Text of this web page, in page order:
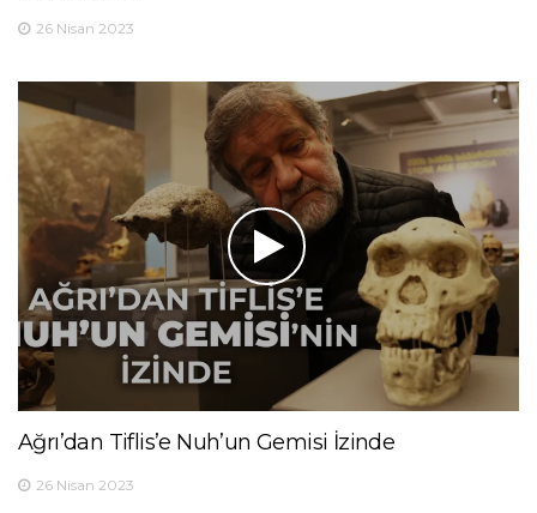
26 Nisan 2023
Ağrı’dan Tiflis’e Nuh’un Gemisi İzinde
26 Nisan 2023